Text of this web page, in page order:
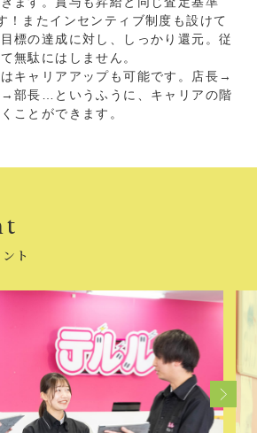
！またインセンティブ制度も設けて
標の達成に対し、しっかり還元。従
無駄にはしません。
キャリアアップも可能です。店長→
部長…というふうに、キャリアの階
ことができます。
ト